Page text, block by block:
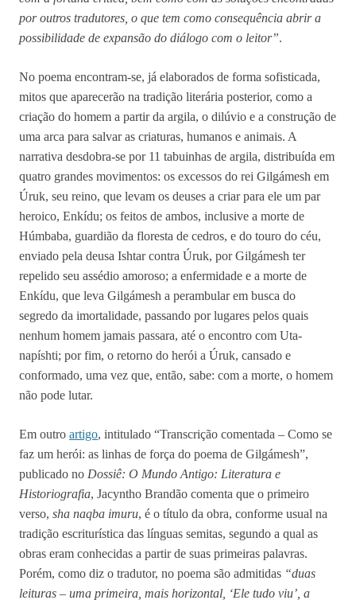
por outros tradutores, o que tem como consequência abrir a
possibilidade de expansão do diálogo com o leitor”.
No poema encontram-se, já elaborados de forma sofisticada,
mitos que aparecerão na tradição literária posterior, como a
criação do homem a partir da argila, o dilúvio e a construção de
uma arca para salvar as criaturas, humanos e animais. A
narrativa desdobra-se por 11 tabuinhas de argila, distribuída em
quatro grandes movimentos: os excessos do rei Gilgámesh em
Úruk, seu reino, que levam os deuses a criar para ele um par
heroico, Enkídu; os feitos de ambos, inclusive a morte de
Húmbaba, guardião da floresta de cedros, e do touro do céu,
enviado pela deusa Ishtar contra Úruk, por Gilgámesh ter
repelido seu assédio amoroso; a enfermidade e a morte de
Enkídu, que leva Gilgámesh a perambular em busca do
segredo da imortalidade, passando por lugares pelos quais
nenhum homem jamais passara, até o encontro com Uta-
napíshti; por fim, o retorno do herói a Úruk, cansado e
conformado, uma vez que, então, sabe: com a morte, o homem
não pode lutar.
Em outro artigo, intitulado “Transcrição comentada – Como se
faz um herói: as linhas de força do poema de Gilgámesh”,
publicado no Dossiê: O Mundo Antigo: Literatura e
Historiografia, Jacyntho Brandão comenta que o primeiro
verso, sha naqba imuru, é o título da obra, conforme usual na
tradição escriturística das línguas semitas, segundo a qual as
obras eram conhecidas a partir de suas primeiras palavras.
Porém, como diz o tradutor, no poema são admitidas “duas
leituras – uma primeira, mais horizontal, ‘Ele tudo viu’, a